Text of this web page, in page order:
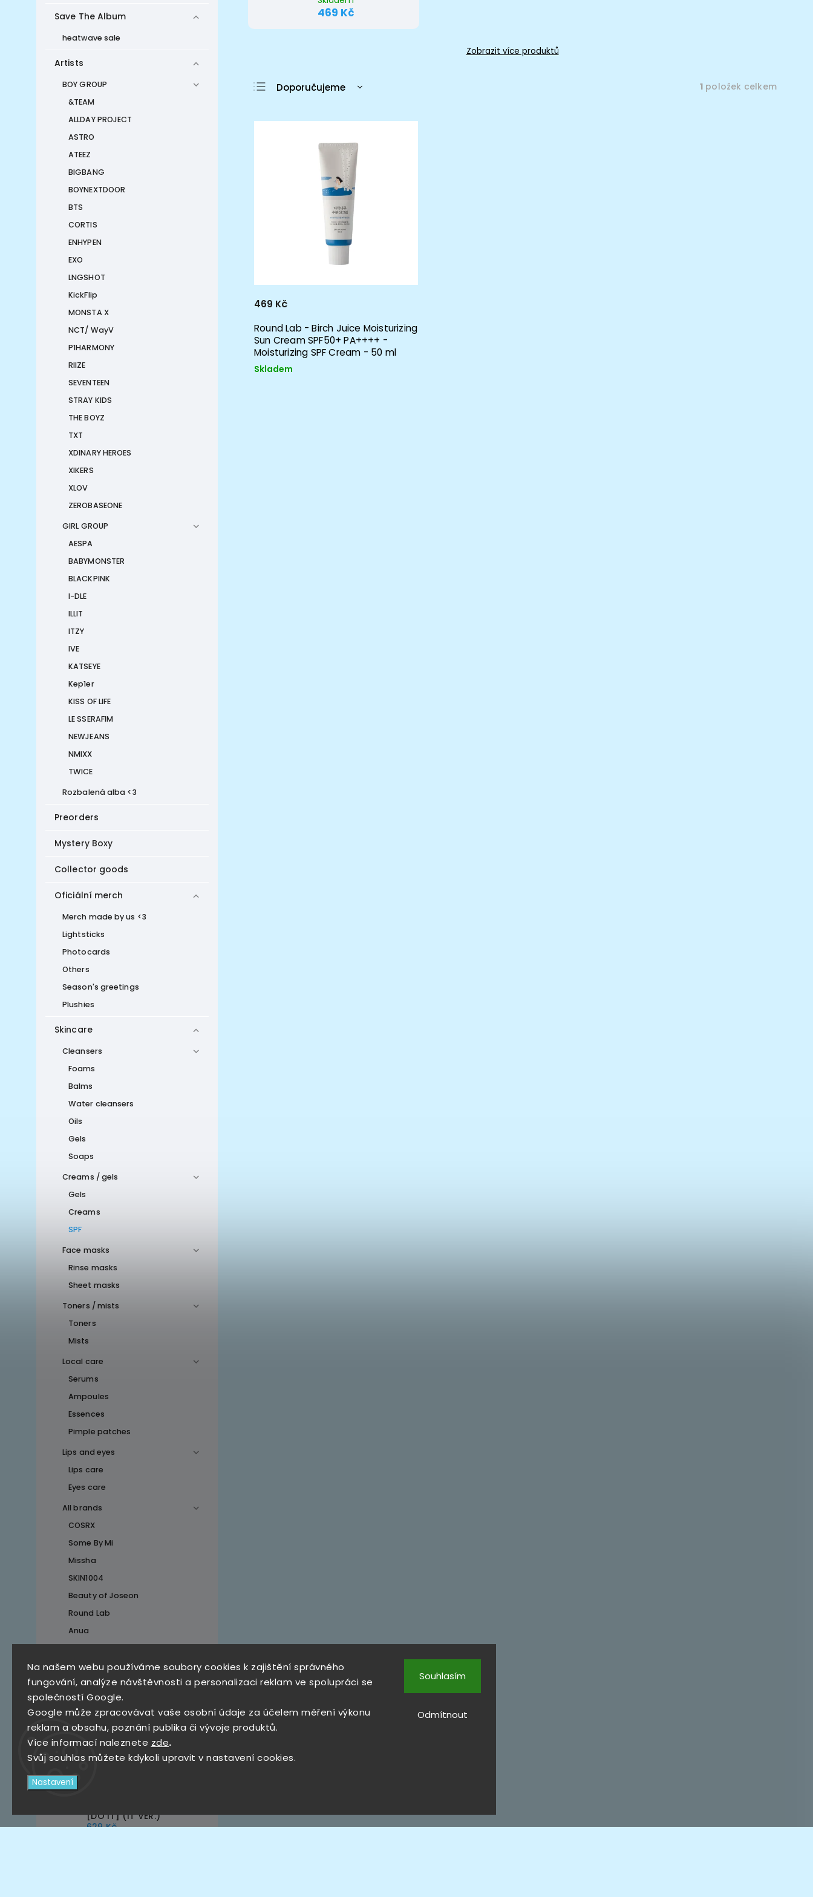
Na našem webu používáme soubory cookies k zajištění správného
fungování, analýze návštěvnosti a personalizaci reklam ve spolupráci se
společností Google.
Google může zpracovávat vaše osobní údaje za účelem měření výkonu
reklam a obsahu, poznání publika či vývoje produktů.
Více informací naleznete zde.
Svůj souhlas můžete kdykoli upravit v nastavení cookies.
Nastavení
Odmítnout
Souhlasím
Save The Album
heatwave sale
Artists
BOY GROUP
&TEAM
ALLDAY PROJECT
ASTRO
ATEEZ
BIGBANG
BOYNEXTDOOR
BTS
CORTIS
ENHYPEN
EXO
LNGSHOT
KickFlip
MONSTA X
NCT/ WayV
P1HARMONY
RIIZE
SEVENTEEN
STRAY KIDS
THE BOYZ
TXT
XDINARY HEROES
XIKERS
XLOV
ZEROBASEONE
GIRL GROUP
AESPA
BABYMONSTER
BLACKPINK
I-DLE
ILLIT
ITZY
IVE
KATSEYE
Kep1er
KISS OF LIFE
LE SSERAFIM
NEWJEANS
NMIXX
TWICE
Rozbalená alba <3
Preorders
Mystery Boxy
Collector goods
Oficiální merch
Merch made by us <3
Lightsticks
Photocards
Others
Season's greetings
Plushies
Skincare
Cleansers
Foams
Balms
Water cleansers
Oils
Gels
Soaps
Creams / gels
Gels
Creams
SPF
Face masks
Rinse masks
Sheet masks
Toners / mists
Toners
Mists
Local care
Serums
Ampoules
Essences
Pimple patches
Lips and eyes
Lips care
Eyes care
All brands
COSRX
Some By Mi
Missha
SKIN1004
Beauty of Joseon
Round Lab
Anua
Top 10 produktů
SKZ Mystery Box
790 Kč
Stray Kids – KARMA [The
4th Full Album ]
(CEREMONY VER.,
[DO IT] (IT VER.)
629 Kč
469 Kč
Zobrazit více produktů
Doporučujeme
Nejprodávanější
1 položek celkem
Round Lab - Birch Juice Moisturizing
Sun Cream SPF50+ PA++++ -
Moisturizing SPF Cream - 50 ml
Skladem
469 Kč